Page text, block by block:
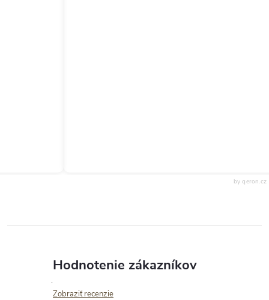
by qeron.cz
Hodnotenie zákazníkov
Zobraziť recenzie